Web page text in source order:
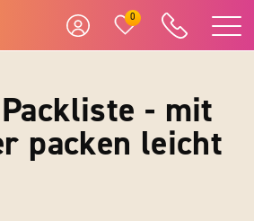
0
- mit
packen leicht